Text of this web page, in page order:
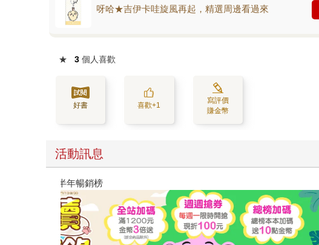
呀哈★吉伊卡哇旋風再起，精選周邊看過來
★ 3 個人喜歡
好書 喜歡+1
寫評價
賺金幣
活動訊息
閱讀漫遊錄-2026上半年暢銷榜